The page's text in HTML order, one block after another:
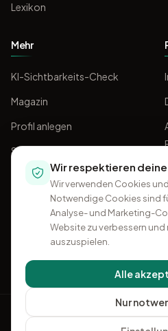
Lexikon
Mehr
KI-Sichtbarkeits-Check
Magazin
Profil anlegen
Sponsoring
Wir respektieren
Wir verwenden Cookies
Notwendige Cookies sind
Analyse- und Marketing-
Website zu verbessern
auszuspielen.
Alle
Nur